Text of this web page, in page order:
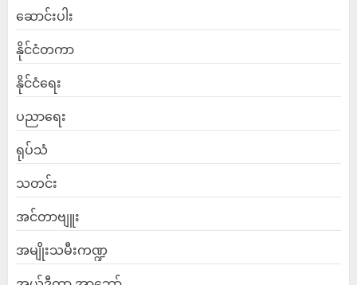
ဆောင်းပါး
နိုင်ငံတကာ
နိုင်ငံရေး
ပညာရေး
ရုပ်သံ
သတင်း
အင်တာဗျူး
အမျိုးသမီးကဏ္ဍ